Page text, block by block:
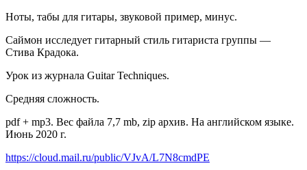
Ноты, табы для гитары, звуковой пример, минус.
Саймон исследует гитарный стиль гитариста группы —
Стива Крадока.
Урок из журнала Guitar Techniques.
Средняя сложность.
pdf + mp3. Вес файла 7,7 mb, zip архив. На английском языке.
Июнь 2020 г.
https://cloud.mail.ru/public/VJvA/L7N8cmdPE